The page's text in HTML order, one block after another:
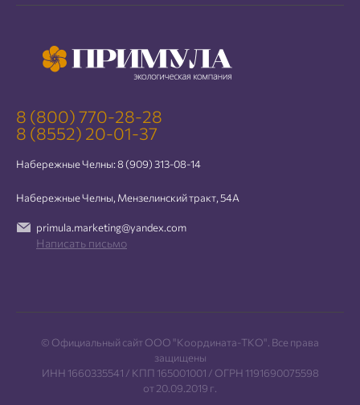
8 (800) 770-28-28
8 (8552) 20-01-37
Набережные Челны:8 (909) 313-08-14
Набережные Челны, Мензелинский тракт, 54А
primula.marketing@yandex.com
Написать письмо
© Официальный сайт ООО "Координата-ТКО". Все права
защищены
ИНН 1660335541 / КПП 165001001 / ОГРН 1191690075598
от 20.09.2019 г.